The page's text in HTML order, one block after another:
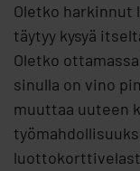
Oletko harkinnut
täytyy kysyä
Oletko
sinulla on vino
muuttaa uuteen